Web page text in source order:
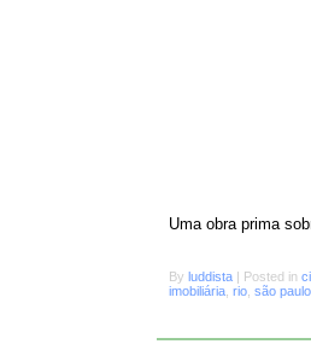
Uma obra prima
By luddista | Posted in
imobiliária rio são paulo